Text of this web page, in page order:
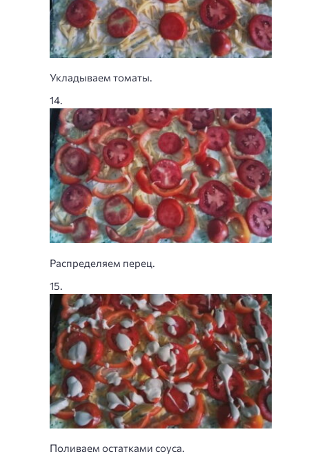
Укладываем томаты.
Распределяем перец.
Поливаем остатками соуса.